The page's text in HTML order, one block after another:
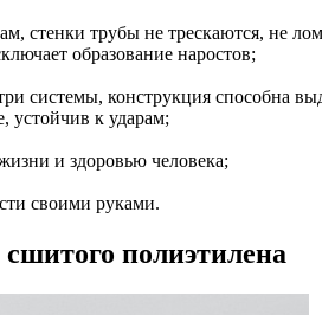
стенки трубы не трескаются, не
образование наростов;
системы, конструкция способна
устойчив к ударам;
и здоровью человека;
своими руками.
полиэтилена